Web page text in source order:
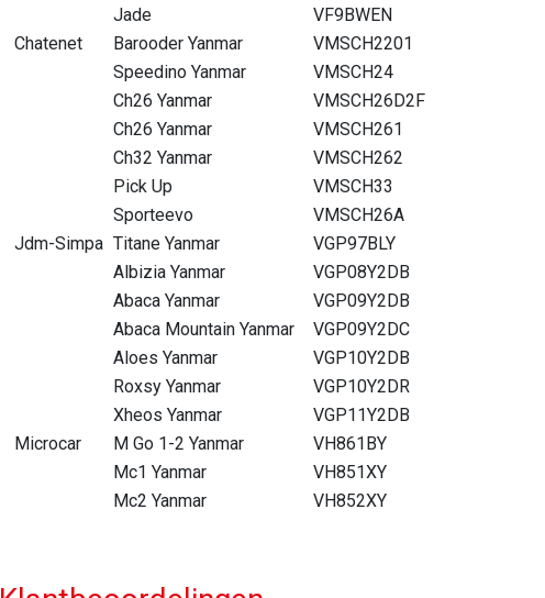
Jade
VF9BWEN
Chatenet
Barooder Yanmar
VMSCH2201
Speedino Yanmar
VMSCH24
Ch26 Yanmar
VMSCH26D2F
Ch26 Yanmar
VMSCH261
Ch32 Yanmar
VMSCH262
Pick Up
VMSCH33
Sporteevo
VMSCH26A
Jdm-Simpa Titane Yanmar
VGP97BLY
Albizia Yanmar
VGP08Y2DB
Abaca Yanmar
VGP09Y2DB
Abaca Mountain Yanmar
VGP09Y2DC
Aloes Yanmar
VGP10Y2DB
Roxsy Yanmar
VGP10Y2DR
Xheos Yanmar
VGP11Y2DB
Microcar
M Go 1-2 Yanmar
VH861BY
Mc1 Yanmar
VH851XY
Mc2 Yanmar
VH852XY